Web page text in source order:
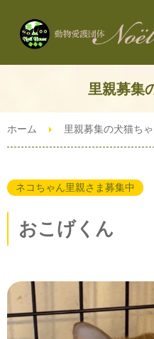
里親募集
里親募集
ホーム 里親募集の犬猫ち
ネコちゃん里親さま募集中
おこげくん